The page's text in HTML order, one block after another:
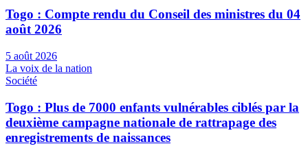
Togo : Compte rendu du Conseil des ministres du 04
août 2026
5 août 2026
La voix de la nation
Société
Togo : Plus de 7000 enfants vulnérables ciblés par la
deuxième campagne nationale de rattrapage des
enregistrements de naissances